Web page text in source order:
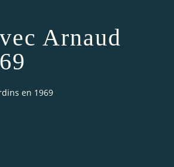
Arnaud
en 1969